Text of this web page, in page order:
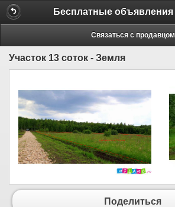
Связаться с продавцом
Участок 13 соток - Земля
Поделиться